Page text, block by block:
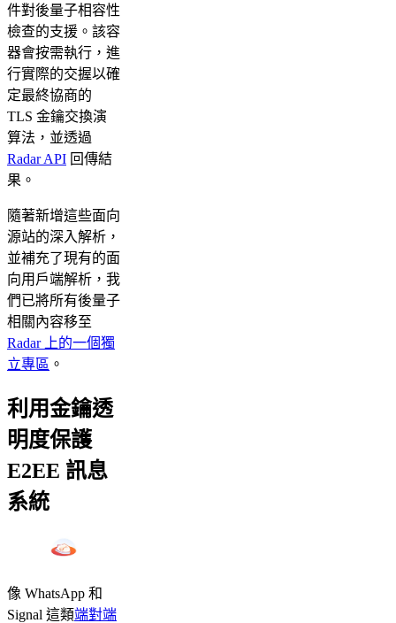
件對後量子相容性
檢查的支援。該容
器會按需執行，進
行實際的交握以確
定最終協商的
TLS 金鑰交換演
算法，並透過
Radar API 回傳結
果。
隨著新增這些面向
源站的深入解析，
並補充了現有的面
向用戶端解析，我
們已將所有後量子
相關內容移至
Radar 上的一個獨
立專區 。
利用金鑰透
明度保護
E2EE 訊息
系統
像 WhatsApp 和
Signal 這類端對端